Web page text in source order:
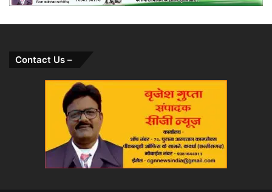
Contact Us –